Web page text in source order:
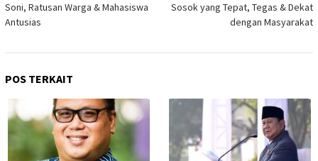
Soni, Ratusan Warga & Mahasiswa
Antusias
Sosok yang Tepat, Tegas & Dekat
dengan Masyarakat
POS TERKAIT